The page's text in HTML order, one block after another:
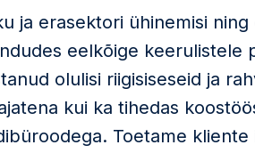
ja erasektori ühinemisi
eelkõige keerulistele
olulisi riigisiseseid ja
kui ka tihedas
Toetame